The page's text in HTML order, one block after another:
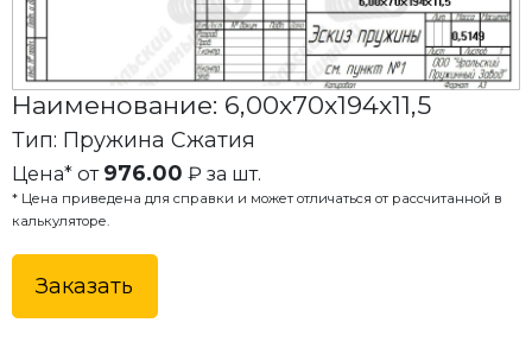
Наименование: 6,00x70x194x11,5
Тип: Пружина Сжатия
Цена* от 976.00 ₽ за шт.
* Цена приведена для справки и может отличаться от рассчитанной в
калькуляторе.
Заказать